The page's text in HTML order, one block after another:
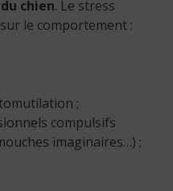
chien. Le stress
le comportement :
;
compulsifs
imaginaires…) ;